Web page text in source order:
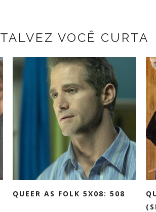
TALVEZ VOCÊ CURTA
QUEER AS FOLK 5X08: 508